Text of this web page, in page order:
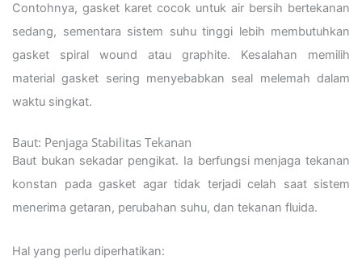
Contohnya, gasket karet cocok untuk air bersih bertekanan
sedang, sementara sistem suhu tinggi lebih membutuhkan
gasket spiral wound atau graphite. Kesalahan memilih
material gasket sering menyebabkan seal melemah dalam
waktu singkat.
Baut: Penjaga Stabilitas Tekanan
Baut bukan sekadar pengikat. Ia berfungsi menjaga tekanan
konstan pada gasket agar tidak terjadi celah saat sistem
menerima getaran, perubahan suhu, dan tekanan fluida.
Hal yang perlu diperhatikan: